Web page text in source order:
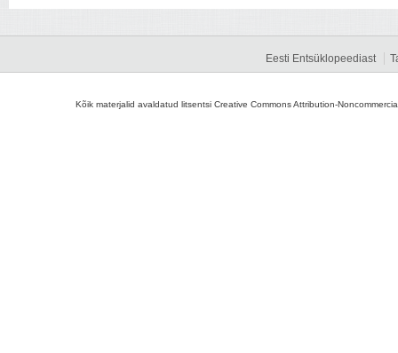
Eesti Entsüklopeediast
Kõik materjalid avaldatud litsentsi Creative Commons Attribution-